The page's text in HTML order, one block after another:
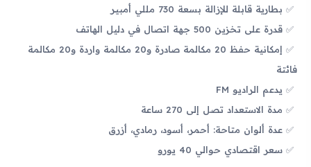
بطارية قابلة للإزالة بسعة 730 مللي أمبير
قدرة على تخزين 500 جهة اتصال في دليل الهاتف
إمكانية حفظ 20 مكالمة صادرة و20 مكالمة واردة و20 مكالمة
فائتة
يدعم الراديو FM
مدة الاستعداد تصل إلى 270 ساعة
عدة ألوان متاحة: أحمر، أسود، رمادي، أزرق
سعر اقتصادي حوالي 40 يورو